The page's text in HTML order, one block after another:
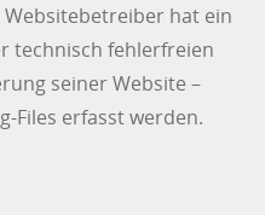
Websitebetreiber hat ein
technisch fehlerfreien
seiner Website –
Files erfasst werden.